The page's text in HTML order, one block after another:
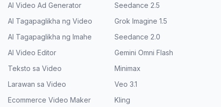
AI Video Ad Generator
AI Tagapaglikha ng Video
AI Tagapaglikha ng Imahe
AI Video Editor
Teksto sa Video
Larawan sa Video
Ecommerce Video Maker
Seedance 2.5
Grok Imagine 1.5
Seedance 2.0
Gemini Omni Flash
Minimax
Veo 3.1
Kling